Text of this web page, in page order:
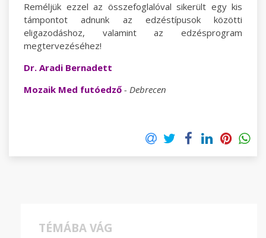
Reméljük ezzel az összefoglalóval sikerült egy kis
támpontot adnunk az edzéstípusok közötti
eligazodáshoz, valamint az edzésprogram
megtervezéséhez!
Dr. Aradi Bernadett
Mozaik Med futóedző - Debrecen
TÉMÁBA VÁG